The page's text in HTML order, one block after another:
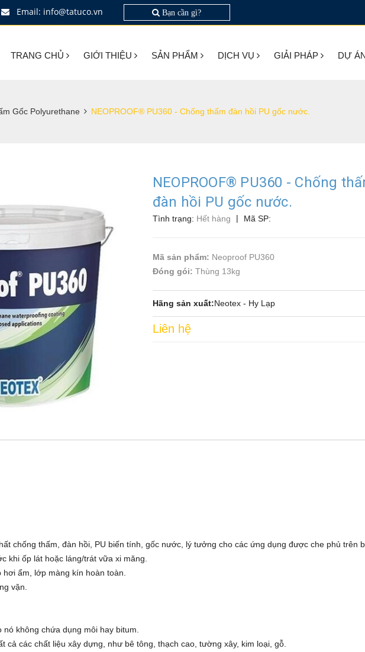
Email: info@tatuco.vn Bạn cần gì?
TRANG CHỦ GIỚI THIỆU SẢN PHẨM DỊCH VỤ GIẢI PHÁP DỰ
Gốc Polyurethane NEOPROOF® PU360 - Chống thấm đàn hồi PU gốc nước.
NEOPROOF® PU360 - Chống
đàn hồi PU gốc nước.
Tình trạng: Hết hàng | Mã SP:
Mã sản phẩm: Neoproof PU360
Đóng gói: Thùng 13kg
Hãng sản xuất:Neotex - Hy Lạp
Liên hệ
chống thấm, đàn hồi, PU biến tính, gốc nước, lý tưởng cho các ứng dụng được che phủ trên
khi ốp lát hoặc láng/trát vữa xi măng.
ẩm, lớp màng kín hoàn toàn.
vặn.
không chứa dụng môi hay bitum.
cả các chất liệu xây dựng, như bê tông, thạch cao, tường xây, kim loại, gỗ.